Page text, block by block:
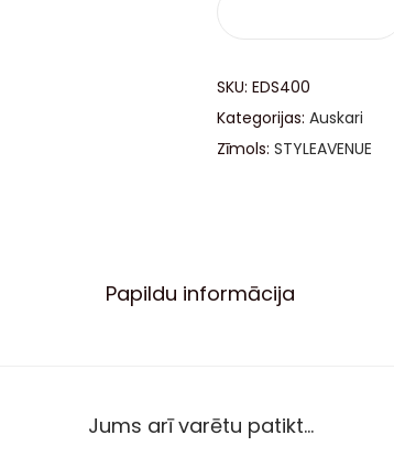
SKU: EDS400
Kategorijas: Auskari
Zīmols: STYLEAVENUE
Papildu informācija
Jums arī varētu patikt…